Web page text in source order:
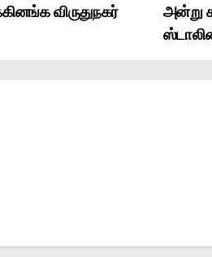
அன்று
விருதுநகர்